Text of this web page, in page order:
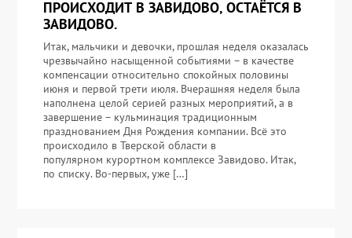
ПРОИСХОДИТ В ЗАВИДОВО, ОСТАЁТСЯ В
ЗАВИДОВО.
Итак, мальчики и девочки, прошлая неделя оказалась
чрезвычайно насыщенной событиями – в качестве
компенсации относительно спокойных половины
июня и первой трети июля. Вчерашняя неделя была
наполнена целой серией разных мероприятий, а в
завершение – кульминация традиционным
празднованием Дня Рождения компании. Всё это
происходило в Тверской области в
популярном курортном комплексе Завидово. Итак,
по списку. Во-первых, уже […]